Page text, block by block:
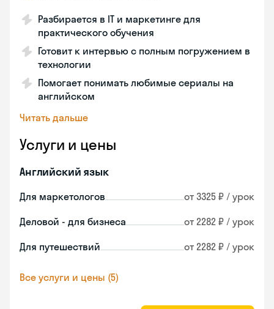
Разбирается в IT и маркетинге для
практического обучения
Готовит к интервью с полным погружением в
технологии
Помогает понимать любимые сериалы на
английском
Читать дальше
Услуги и цены
Английский язык
Для маркетологов от 3325 ₽ / урок
Деловой - для бизнеса от 2282 ₽ / урок
Для путешествий от 2282 ₽ / урок
Все услуги и цены (5)